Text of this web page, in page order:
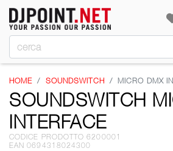
HOME SOUNDSWITCH MICRO DMX
SOUNDSWITCH
INTERFACE
CODICE PRODOTTO 6200001
EAN 0694318024300